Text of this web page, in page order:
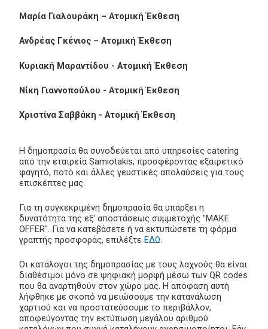
Μαρία Γιαλουράκη – Ατομική Έκθεση
Ανδρέας Γκένιος – Ατομική Έκθεση
Κυριακή Μαραντίδου - Ατομική Έκθεση
Νίκη Γιαννοπούλου - Ατομική Έκθεση
Χριστίνα Σαββάκη - Ατομική Έκθεση
Η δημοπρασία θα συνοδεύεται από υπηρεσίες catering
από την εταιρεία Samiotakis, προσφέροντας εξαιρετικό
φαγητό, ποτό και άλλες γευστικές απολαύσεις για τους
επισκέπτες μας.
Για τη συγκεκριμένη δημοπρασία θα υπάρξει η
δυνατότητα της εξ' αποστάσεως συμμετοχής "MAKE
OFFER". Για να κατεβάσετε ή να εκτυπώσετε τη φόρμα
γραπτής προσφοράς, επιλέξτε ΕΔΩ.
Οι κατάλογοι της δημοπρασίας με τους λαχνούς θα είναι
διαθέσιμοι μόνο σε ψηφιακή μορφή μέσω των QR codes
που θα αναρτηθούν στον χώρο μας. Η απόφαση αυτή
λήφθηκε με σκοπό να μειώσουμε την κατανάλωση
χαρτιού και να προστατεύσουμε το περιβάλλον,
αποφεύγοντας την εκτύπωση μεγάλου αριθμού